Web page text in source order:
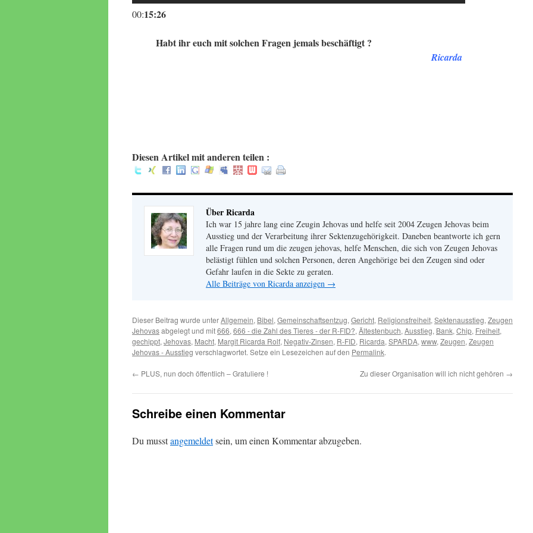
00:15:26
Habt ihr euch mit solchen Fragen jemals beschäftigt ?
Ricarda
Diesen Artikel mit anderen teilen :
Über Ricarda
Ich war 15 jahre lang eine Zeugin Jehovas und helfe seit 2004 Zeugen Jehovas beim
Ausstieg und der Verarbeitung ihrer Sektenzugehörigkeit. Daneben beantworte ich gern
alle Fragen rund um die zeugen jehovas, helfe Menschen, die sich von Zeugen Jehovas
belästigt fühlen und solchen Personen, deren Angehörige bei den Zeugen sind oder
Gefahr laufen in die Sekte zu geraten.
Alle Beiträge von Ricarda anzeigen →
Dieser Beitrag wurde unterAllgemein, Bibel, Gemeinschaftsentzug, Gericht, Religionsfreiheit, Sektenausstieg, Zeugen
Jehovasabgelegt und mit666, 666 - die Zahl des Tieres - der R-FID?, Ältestenbuch, Ausstieg, Bank, Chip, Freiheit,
gechippt, Jehovas, Macht, Margit Ricarda Rolf, Negativ-Zinsen, R-FID, Ricarda, SPARDA, www, Zeugen, Zeugen
Jehovas - Ausstieg verschlagwortet. Setze ein Lesezeichen auf den Permalink.
← PLUS, nun doch öffentlich – Gratuliere ! Zu dieser Organisation will ich nicht gehören →
Schreibe einen Kommentar
Du musstangemeldetsein, um einen Kommentar abzugeben.